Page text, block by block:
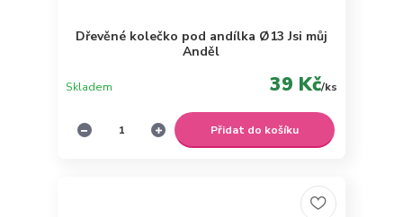
Dřevěné kolečko pod andílka Ø13 Jsi můj
Anděl
39 Kč/ks
Skladem
Přidat do košíku